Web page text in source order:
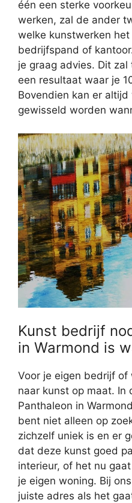
één een sterke
werken, zal de ander
welke kunstwerken
bedrijfspand of
je graag advies. Dit
een resultaat waar je
Bovendien kan er
gewisseld worden
Kunst bedrijf
in Warmond is
Voor je eigen bedrijf
naar kunst op maat. In
Panthaleon in
bent niet alleen op
zichzelf uniek is en er
dat deze kunst goed
interieur, of het nu
je eigen woning. Bij
juiste adres als het